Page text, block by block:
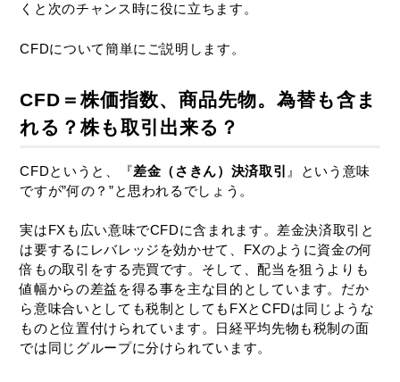
くと次のチャンス時に役に立ちます。
CFDについて簡単にご説明します。
CFD＝株価指数、商品先物。為替も含ま
れる？株も取引出来る？
CFDというと、『差金（さきん）決済取引 』という意味
ですが”何の？”と思われるでしょう。
実はFXも広い意味でCFDに含まれます。差金決済取引と
は要するにレバレッジを効かせて、FXのように資金の何
倍もの取引をする売買です。そして、配当を狙うよりも
値幅からの差益を得る事を主な目的としています。だか
ら意味合いとしても税制としてもFXとCFDは同じような
ものと位置付けられています。日経平均先物も税制の面
では同じグループに分けられています。